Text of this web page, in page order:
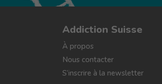
Addiction Suisse
À propos
Nous contacter
S’inscrire à la newsletter